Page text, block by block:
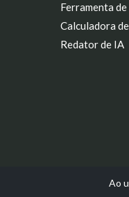
Ao
Ferramenta
Calculadora
Redator de IA